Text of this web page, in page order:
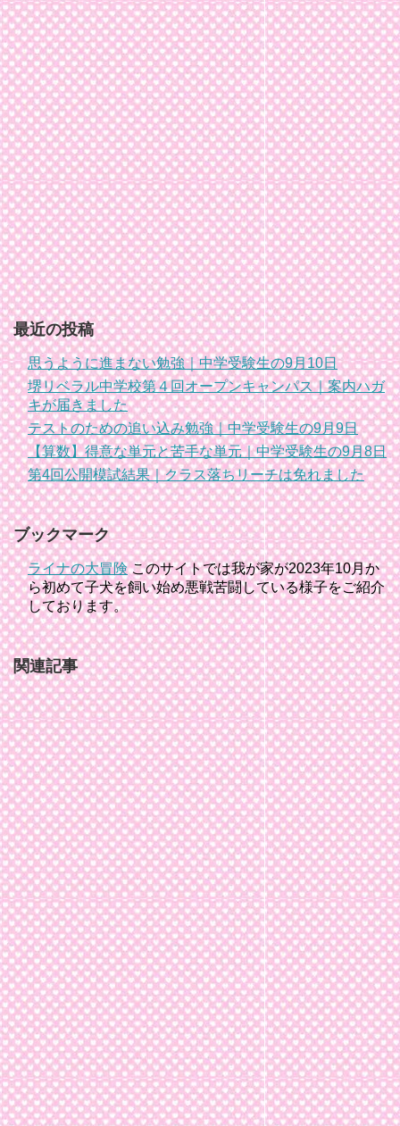
最近の投稿
思うように進まない勉強｜中学受験生の9月10日
堺リベラル中学校第４回オープンキャンパス｜案内ハガ
キが届きました
テストのための追い込み勉強｜中学受験生の9月9日
【算数】得意な単元と苦手な単元｜中学受験生の9月8日
第4回公開模試結果｜クラス落ちリーチは免れました
ブックマーク
ライナの大冒険このサイトでは我が家が2023年10月か
ら初めて子犬を飼い始め悪戦苦闘している様子をご紹介
しております。
関連記事